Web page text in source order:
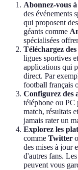
Abonnez-vous
des événements
qui proposent
géants comme
spécialisées
Téléchargez
ligues sportives
applications qui
direct. Par
football français
Configurez des
téléphone ou PC
match, résultats
jamais rater un
Explorez les
comme Twitter
des mises à jour
d'autres fans.
peuvent vous